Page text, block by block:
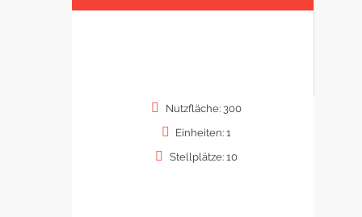
Nutzfläche: 300
Einheiten: 1
Stellplätze: 10